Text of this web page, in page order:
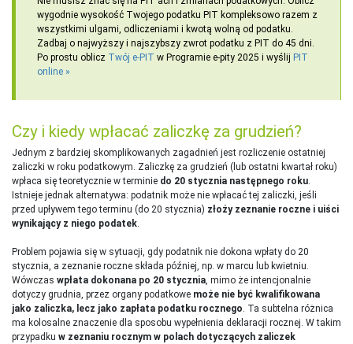
wygodnie wysokość Twojego podatku PIT kompleksowo razem z
wszystkimi ulgami, odliczeniami i kwotą wolną od podatku.
Zadbaj o najwyższy i najszybszy zwrot podatku z PIT do 45 dni.
Po prostu oblicz Twój e-PIT w Programie e-pity 2025 i wyślij PIT
online
Czy i kiedy wpłacać zaliczkę za grudzień?
Jednym z bardziej skomplikowanych zagadnień jest rozliczenie ostatniej
zaliczki w roku podatkowym. Zaliczkę za grudzień (lub ostatni kwartał roku)
wpłaca się teoretycznie w terminie do 20 stycznia następnego roku.
Istnieje jednak alternatywa: podatnik może nie wpłacać tej zaliczki, jeśli
przed upływem tego terminu (do 20 stycznia) złoży zeznanie roczne i uiści
wynikający z niego podatek.
Problem pojawia się w sytuacji, gdy podatnik nie dokona wpłaty do 20
stycznia, a zeznanie roczne składa później, np. w marcu lub kwietniu.
Wówczas wpłata dokonana po 20 stycznia, mimo że intencjonalnie
dotyczy grudnia, przez organy podatkowe może nie być kwalifikowana
jako zaliczka, lecz jako zapłata podatku rocznego. Ta subtelna różnica
ma kolosalne znaczenie dla sposobu wypełnienia deklaracji rocznej. W takim
przypadku w zeznaniu rocznym w polach dotyczących zaliczek